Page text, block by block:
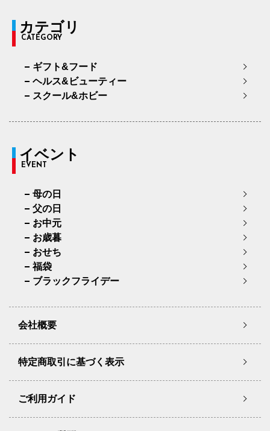
カテゴリ
CATEGORY
ギフト&フード
ヘルス&ビューティー
スクール&ホビー
イベント
EVENT
母の日
父の日
お中元
お歳暮
おせち
福袋
ブラックフライデー
会社概要
特定商取引に基づく表示
ご利用ガイド